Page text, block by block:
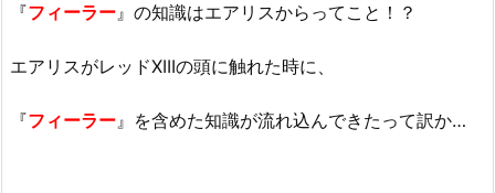
『フィーラー』の知識はエアリスからってこと！？
エアリスがレッドXIIIの頭に触れた時に、
『フィーラー 』を含めた知識が流れ込んできたって訳か…